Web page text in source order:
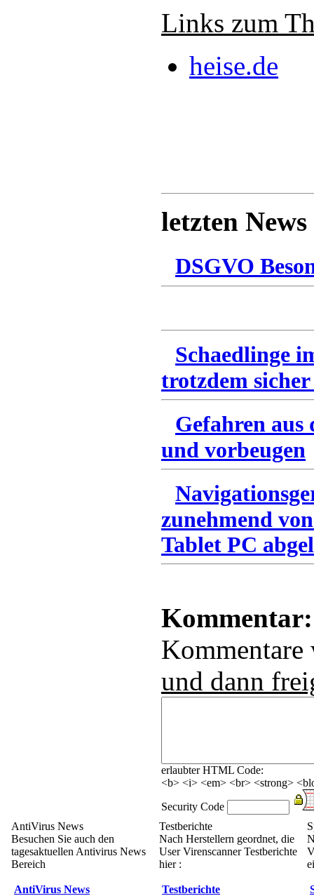
Links zum
heise.de
letzten News
DSGVO
Schaedlinge
trotzdem
Gefahren
und vorbeugen
zunehmend
Tablet PC
Kommentar:
und dann
erlaubter HTML Code:
<b> <i> <em> <br> <strong>
Security Code
AntiVirus News
Besuchen Sie auch den
tagesaktuellen Antivirus News
Bereich
AntiVirus News
Testberichte
Nach Herstellern geordnet, die
User Virenscanner Testberichte
hier :
Testberichte